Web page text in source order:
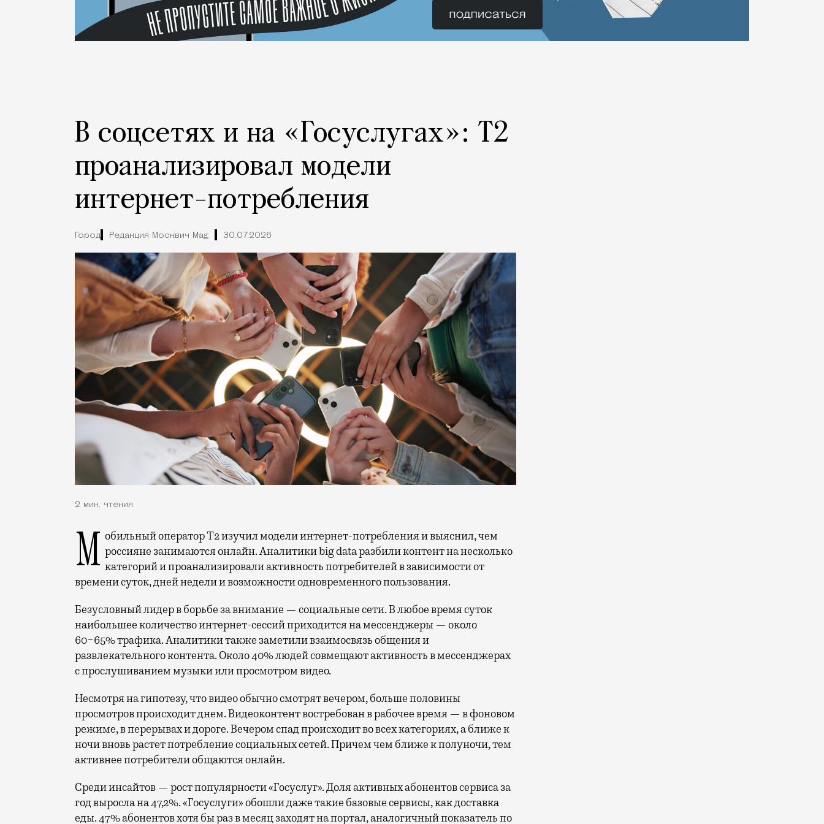
В соцсетях и на «Госуслугах»: Т2
проанализировал модели
интернет-потребления
Город Редакция Москвич Mag 30.07.2026
2 мин. чтения
Мобильный оператор Т2 изучил модели интернет-потребления и выяснил, чем россияне занимаются онлайн. Аналитики big data разбили контент на несколько
категорий и проанализировали активность потребителей в зависимости от
времени суток, дней недели и возможности одновременного пользования.
Безусловный лидер в борьбе за внимание — социальные сети. В любое время суток
наибольшее количество интернет-сессий приходится на мессенджеры — около
60−65% трафика. Аналитики также заметили взаимосвязь общения и
развлекательного контента. Около 40% людей совмещают активность в мессенджерах
с прослушиванием музыки или просмотром видео.
Несмотря на гипотезу, что видео обычно смотрят вечером, больше половины
просмотров происходит днем. Видеоконтент востребован в рабочее время — в фоновом
режиме, в перерывах и дороге. Вечером спад происходит во всех категориях, а ближе к
ночи вновь растет потребление социальных сетей. Причем чем ближе к полуночи, тем
активнее потребители общаются онлайн.
Среди инсайтов — рост популярности «Госуслуг». Доля активных абонентов сервиса за
год выросла на 47,2%. «Госуслуги» обошли даже такие базовые сервисы, как доставка
еды. 47% абонентов хотя бы раз в месяц заходят на портал, аналогичный показатель по